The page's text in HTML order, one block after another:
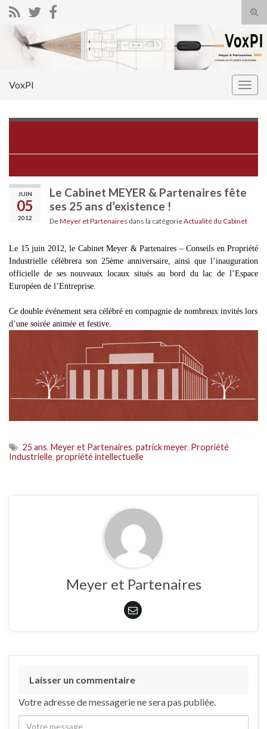
Search for:
VoxPI
JUIN
05
2012
Le Cabinet MEYER & Partenaires fête
ses 25 ans d’existence !
DeMeyer et Partenaires dans la catégorieActualité du Cabinet
Le 15 juin 2012, le Cabinet Meyer & Partenaires – Conseils en Propriété
Industrielle célèbrera son 25ème anniversaire, ainsi que l’inauguration
officielle de ses nouveaux locaux situés au bord du lac de l’Espace
Européen de l’Entreprise.
Ce double événement sera célébré en compagnie de nombreux invités lors
d’une soirée animée et festive.
25 ans, Meyer et Partenaires, patrick meyer, Propriété
Industrielle, propriété intellectuelle
Meyer et Partenaires
Laisser un commentaire
Votre adresse de messagerie ne sera pas publiée.